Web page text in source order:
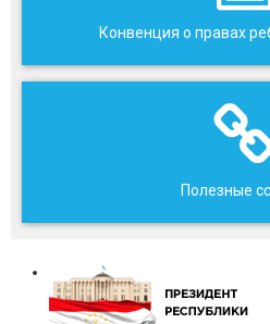
Конвенция о правах
Полезные